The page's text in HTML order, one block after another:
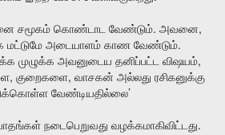
சமூகம் கொண்டாட வேண்டும். அவனை,
மட்டுமே அடையாளம் காண வேண்டும்.
முழுக்க அவனுடைய தனிப்பட்ட விஷயம்,
, குறைகளை, வாசகன் அல்லது ரசிகனுக்கு
வேண்டியதில்லை’
நடைபெறுவது வழக்கமாகிவிட்டது.